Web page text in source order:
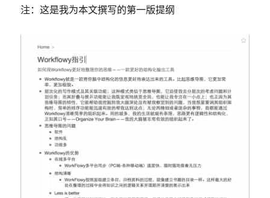
注：这是我为本文撰写的第一版提纲